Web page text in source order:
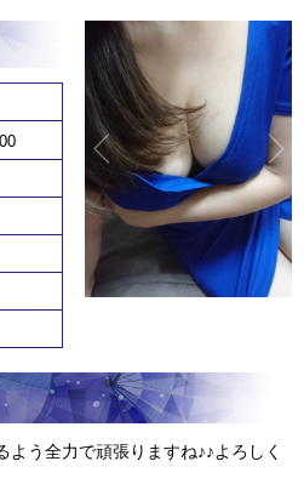
う全力で頑張りますね♪♪よろしく